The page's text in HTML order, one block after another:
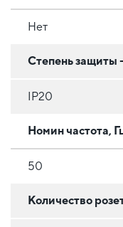
Нет
Степень защиты
IP20
Номин частота,
50
Количество